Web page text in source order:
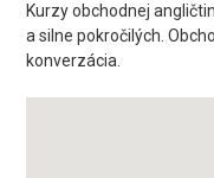
Kurzy obchodnej
a silne pokročilých.
konverzácia.